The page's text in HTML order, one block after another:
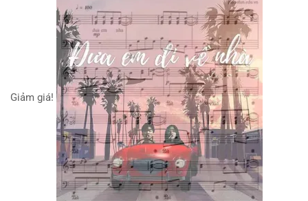
Giảm giá!